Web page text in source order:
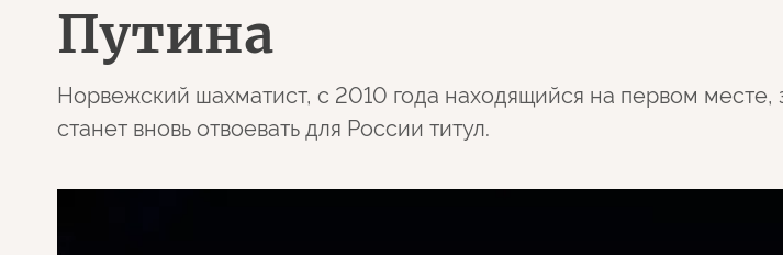
Путина
Норвежский шахматист, с 2010 года находящийся на первом
станет вновь отвоевать для России титул.